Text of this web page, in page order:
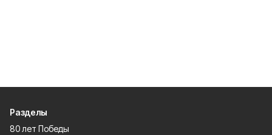
Разделы
80 лет Победы